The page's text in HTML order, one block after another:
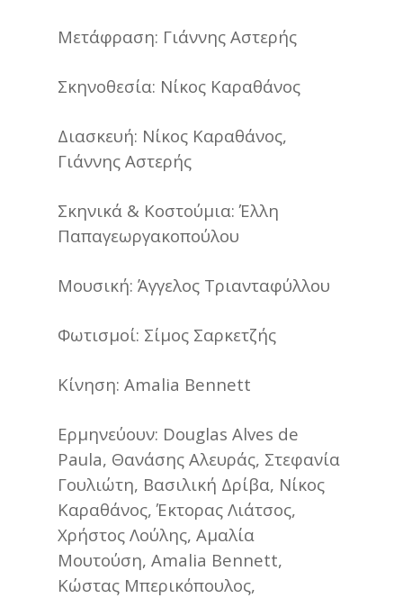
Μετάφραση: Γιάννης Αστερής
Σκηνοθεσία: Νίκος Καραθάνος
Διασκευή: Νίκος Καραθάνος,
Γιάννης Αστερής
Σκηνικά & Κοστούμια: Έλλη
Παπαγεωργακοπούλου
Μουσική: Άγγελος Τριανταφύλλου
Φωτισμοί: Σίμος Σαρκετζής
Κίνηση: Amalia Bennett
Ερμηνεύουν: Douglas Alves de
Paula, Θανάσης Αλευράς, Στεφανία
Γουλιώτη, Βασιλική Δρίβα, Νίκος
Καραθάνος, Έκτορας Λιάτσος,
Χρήστος Λούλης, Αμαλία
Μουτούση, Amalia Bennett,
Κώστας Μπερικόπουλος,